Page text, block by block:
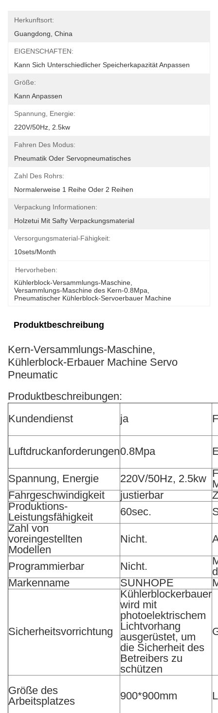
Herkunftsort:
Guangdong, China
EIGENSCHAFTEN:
Kann Sich Unterschiedlicher Speicherkapazität Anpassen
Größe:
Kann Anpassen
Spannung, Energie:
220V/50Hz, 2.5kw
Fahren Des Modus:
Pneumatik Oder Servopneumatisches
Zahl Des Rohrs:
Normalerweise 1 Reihe Oder 2 Reihen
Verpackung Informationen:
Holzetui Mit Safty Verpackungsmaterial
Versorgungsmaterial-Fähigkeit:
10sets/month
Hervorheben:
Kühlerblock-Versammlungs-Maschine
Versammlungs-Maschine des Kern-0.8Mpa
Pneumatischer Kühlerblock-Servoerbauer Machine
Produktbeschreibung
Kern-Versammlungs-Maschine,
Kühlerblock-Erbauer Machine Servo
Pneumatic
Produktbeschreibungen:
Kundendienst
ja
Luftdruckanforderungen0.8Mpa
Spannung, Energie 220V/50Hz, 2.5kw
Fahrgeschwindigkeit
justierbar
Produktions-
Leistungsfähigkeit
60sec.
Zahl von
voreingestellten
Modellen
Nicht.
Programmierbar Nicht.
Markenname
SUNHOPE
Sicherheitsvorrichtung
Kühlerblockerbauer
wird mit
photoelektrischem
Lichtvorhang
ausgerüstet, um
die Sicherheit des
Betreibers zu
schützen
Größe des
Arbeitsplatzes
900*900mm